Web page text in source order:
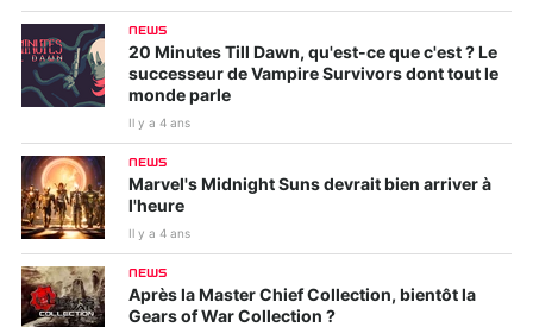
NEWS
20 Minutes Till Dawn, qu'est-ce que c'est ? Le
successeur de Vampire Survivors dont tout le
monde parle
Il y a 4 ans
NEWS
Marvel's Midnight Suns devrait bien arriver à
l'heure
Il y a 4 ans
NEWS
Après la Master Chief Collection, bientôt la
Gears of War Collection ?